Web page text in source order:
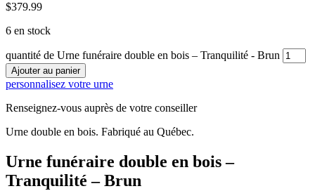
$379.99
6 en stock
quantité de Urne funéraire double en bois – Tranquilité - Brun
Ajouter au panier
personnalisez votre urne
Renseignez-vous auprès de votre conseiller
Urne double en bois. Fabriqué au Québec.
Urne funéraire double en bois –
Tranquilité – Brun